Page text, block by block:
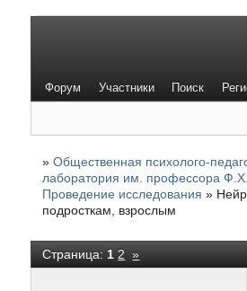
Форум Участники Поиск
»Общественная психолого-
лаборатория им. профессора
Проведение исследования »
подросткам, взрослым
Страница: 1 2 »